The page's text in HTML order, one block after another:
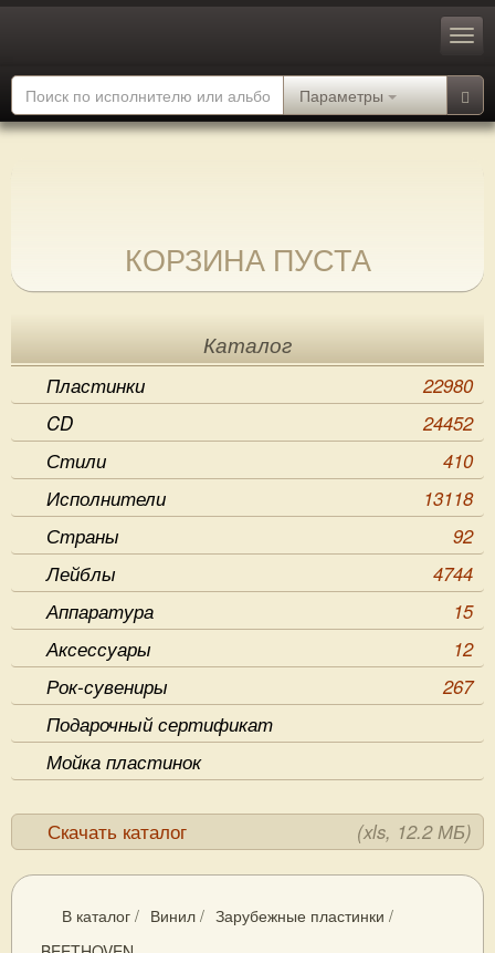
Параметры
КОРЗИНА ПУСТА
Каталог
Пластинки
22980
CD
24452
Стили
410
Исполнители
13118
Страны
92
Лейблы
4744
Аппаратура
15
Аксессуары
12
Рок-сувениры
267
Подарочный сертификат
Мойка пластинок
Скачать каталог (xls, 12.2 МБ)
В каталог / Винил / Зарубежные пластинки /